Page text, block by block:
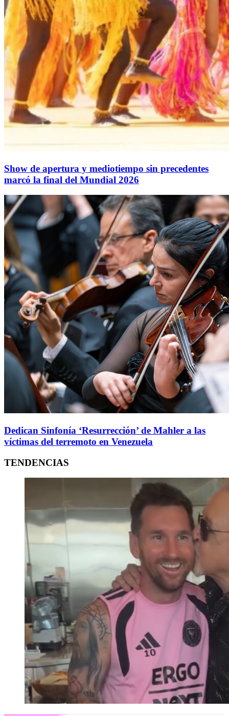
Show de apertura y mediotiempo sin precedentes
marcó la final del Mundial 2026
Dedican Sinfonía ‘Resurrección’ de Mahler a las
víctimas del terremoto en Venezuela
TENDENCIAS